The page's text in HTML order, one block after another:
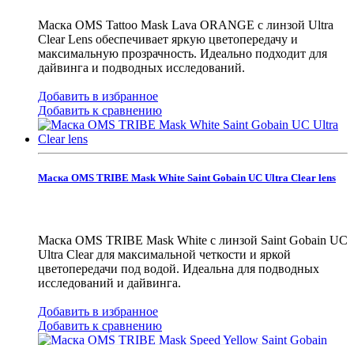
Маска OMS Tattoo Mask Lava ORANGE с линзой Ultra
Clear Lens обеспечивает яркую цветопередачу и
максимальную прозрачность. Идеально подходит для
дайвинга и подводных исследований.
Добавить в избранное
Добавить к сравнению
Маска OMS TRIBE Mask White Saint Gobain UC Ultra Clear lens
Маска OMS TRIBE Mask White с линзой Saint Gobain UC
Ultra Clear для максимальной четкости и яркой
цветопередачи под водой. Идеальна для подводных
исследований и дайвинга.
Добавить в избранное
Добавить к сравнению